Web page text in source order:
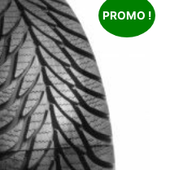
PROMO !